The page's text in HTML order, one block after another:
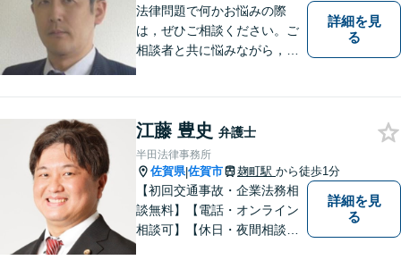
【子連れ相談可】
法律問題で何かお悩みの際
は，ぜひご相談ください。ご
相談者と共に悩みながら，い
詳細を見
る
江藤 豊史 弁護士
半田法律事務所
佐賀県|佐賀市 麹町駅 から徒歩1分
【初回交通事故・企業法務相
談無料】【電話・オンライン
相談可】【休日・夜間相談
詳細を見
る